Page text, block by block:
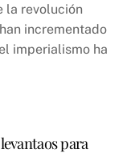
la revolución
incrementado
imperialismo ha
para